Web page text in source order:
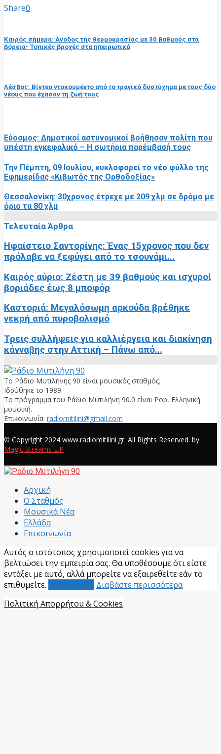
Share0
Καιρός σήμερα: Άνοδος της θερμοκρασίας με 30 βαθμούς στα
βόρεια- Τοπικές βροχές στα ηπειρωτικά
Λέσβος: Βίντεο ντοκουμέντο από το τραγικό δυστύχημα με τους δύο
νέους που έχασαν τη ζωή τους
Εύοσμος: Δημοτικοί αστυνομικοί βοήθησαν πολίτη που
υπέστη εγκεφαλικό – Η σωτήρια παρέμβασή τους
Την Πέμπτη, 09 Ιουλίου, κυκλοφορεί το νέο φύλλο της
Εφημερίδας «Κιβωτός της Ορθοδοξίας»
Θεσσαλονίκη: 30χρονος έτρεχε με 209 χλμ σε δρόμο με
όριο τα 80 χλμ
Τελευταία Άρθρα
Ηφαίστειο Σαντορίνης: Ένας 15χρονος που δεν
πρόλαβε να ξεφύγει από το τσουνάμι...
Καιρός αύριο: Ζέστη με 39 βαθμούς και ισχυροί
βοριάδες έως 8 μποφόρ
Καστοριά: Μεγαλόσωμη αρκούδα βρέθηκε
νεκρή από πυροβολισμό
Τρεις συλλήψεις για καλλιέργεια και διακίνηση
κάνναβης στην Αττική – Πάνω από...
Το Ράδιο Μυτιλήνης 90 είναι μουσικός σταθμός.
Ιδρύθηκε το 1989.
Το πρόγραμμα του Ράδιο Μυτιλήνη 90.0 είναι Pop, Ελληνική
μουσική.
Επικοινωνία: radiomitilini@gmail.com
© Copyright 2024 www.radiomitilini.gr. All Rights Reserved. by
Magic Streams L.P
Αρχική
Ο Σταθμός
Μουσικά Νέα
Ελλάδα
Επικοινωνία
Αυτός ο ιστότοπος χρησιμοποιεί cookies για να
βελτιώσει την εμπειρία σας. Θα υποθέσουμε ότι είστε
εντάξει με αυτό, αλλά μπορείτε να εξαιρεθείτε εάν το
επιθυμείτε.
Διαβάστε περισσότερα
Πολιτική Απορρήτου & Cookies